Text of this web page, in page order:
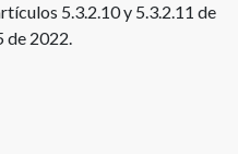
5.3.2.10 y 5.3.2.11 de
de 2022.